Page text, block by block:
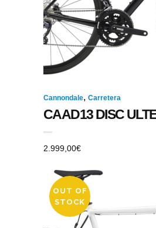
Cannondale, Carretera
CAAD13 DISC
2.999,00€
OUT OF
STOCK